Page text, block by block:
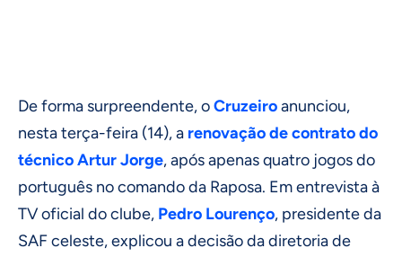
De forma surpreendente, oCruzeiroanunciou,
nesta terça-feira (14), a renovação de contrato do
técnico Artur Jorge, após apenas quatro jogos do
português no comando da Raposa. Em entrevista à
TV oficial do clube, Pedro Lourenço, presidente da
SAF celeste, explicou a decisão da diretoria de